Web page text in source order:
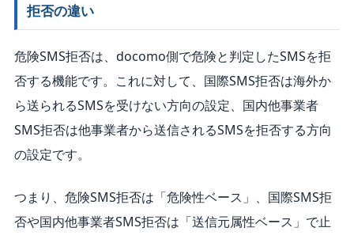
拒否の違い
危険SMS拒否は、docomo側で危険と判定したSMSを拒
否する機能です。これに対して、国際SMS拒否は海外か
ら送られるSMSを受けない方向の設定、国内他事業者
SMS拒否は他事業者から送信されるSMSを拒否する方向
の設定です。
つまり、危険SMS拒否は「危険性ベース」、国際SMS拒
否や国内他事業者SMS拒否は「送信元属性ベース」で止